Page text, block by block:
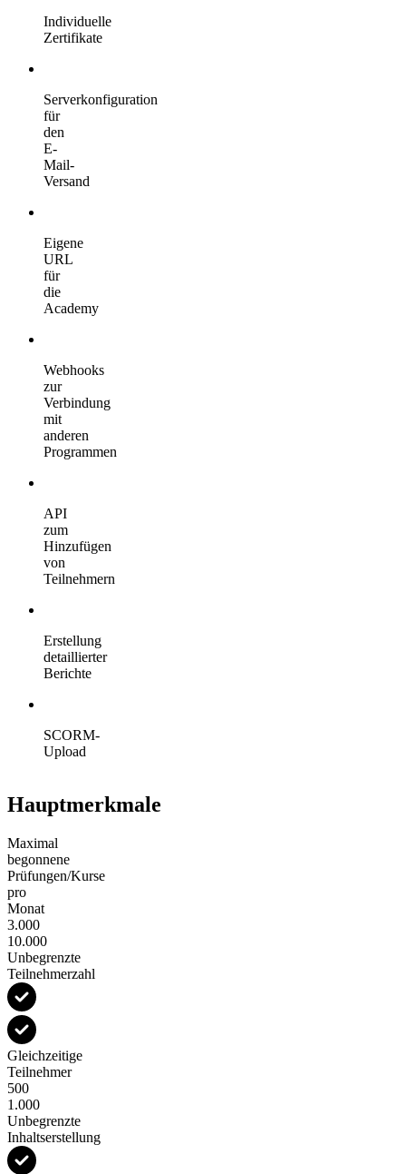
Individuelle
Zertifikate
Serverkonfiguration
für
den
E-
Mail-
Versand
Eigene
URL
für
die
Academy
Webhooks
zur
Verbindung
mit
anderen
Programmen
API
zum
Hinzufügen
von
Teilnehmern
Erstellung
detaillierter
Berichte
SCORM-
Upload
Hauptmerkmale
Maximal
begonnene
Prüfungen/Kurse
pro
Monat
3.000
10.000
Unbegrenzte
Teilnehmerzahl
Gleichzeitige
Teilnehmer
500
1.000
Unbegrenzte
Inhaltserstellung